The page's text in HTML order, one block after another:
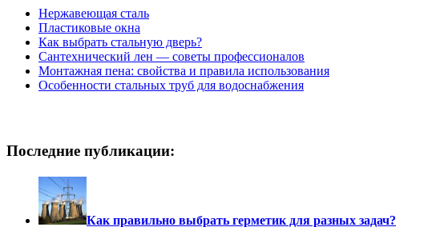
Нержавеющая сталь
Пластиковые окна
Как выбрать стальную дверь?
Сантехнический лен — советы профессионалов
Монтажная пена: свойства и правила использования
Особенности стальных труб для водоснабжения
Последние публикации:
Как правильно выбрать герметик для разных задач?